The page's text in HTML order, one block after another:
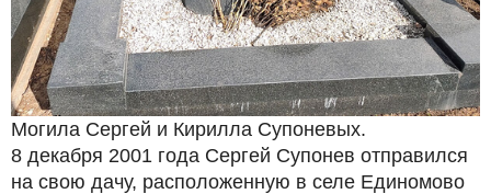
Могила Сергей и Кирилла Супоневых.
8 декабря 2001 года Сергей Супонев отправился
на свою дачу, расположенную в селе Единомово